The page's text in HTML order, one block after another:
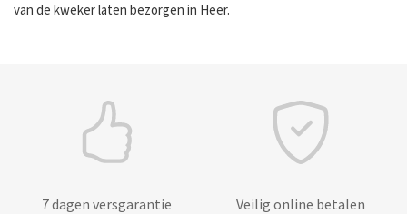
van de kweker laten bezorgen in Heer.
7 dagen versgarantie Veilig online betalen